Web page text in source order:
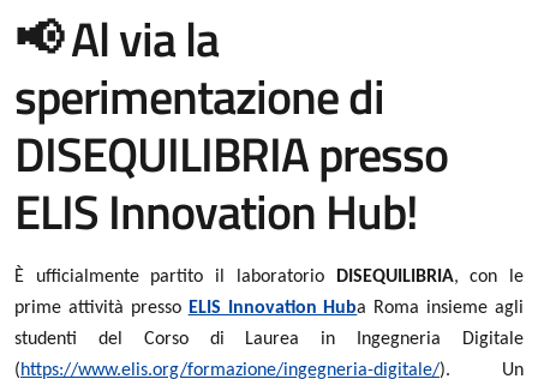
📢 Al via la
sperimentazione di
DISEQUILIBRIA presso
ELIS Innovation Hub!
È ufficialmente partito il laboratorio DISEQUILIBRIA, con le
prime attività presso ELIS Innovation Huba Roma insieme agli
studenti del Corso di Laurea in Ingegneria Digitale
(https://www.elis.org/formazione/ingegneria-digitale/). Un